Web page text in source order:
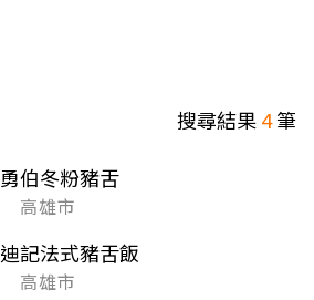
搜尋結果4筆
勇伯冬粉豬舌
高雄市
迪記法式豬舌飯
高雄市